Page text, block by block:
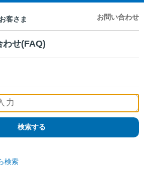
お問い合わせ
わせ(FAQ)
検索